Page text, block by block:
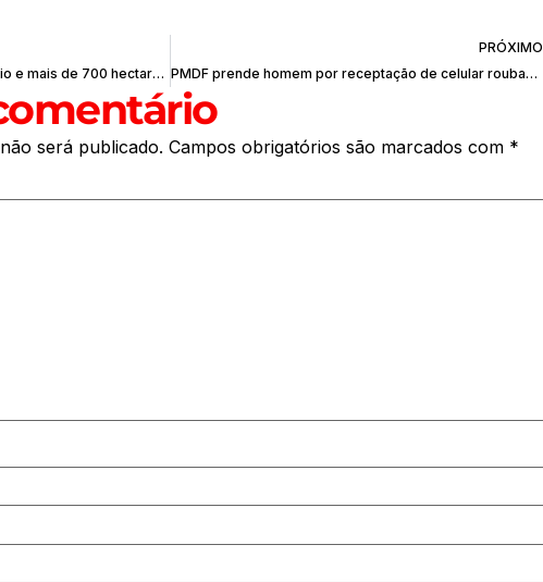
DF registra 25 focos de incêndio e mais de 700 hectares de área queimada nesta sexta-feira (13)
PRÓXIMO
PMDF prende homem por receptação de celular roubado no Guará
será publicado. Campos obrigatórios são marcados com *